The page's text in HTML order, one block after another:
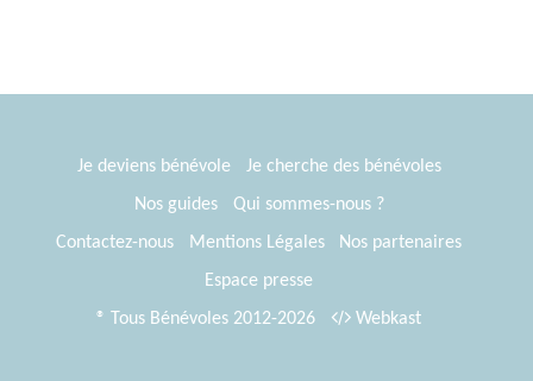
Je deviens bénévole
Je cherche des bénévoles
Nos guides
Qui sommes-nous ?
Contactez-nous
Mentions Légales
Nos partenaires
Espace presse
® Tous Bénévoles 2012-2026
Webkast